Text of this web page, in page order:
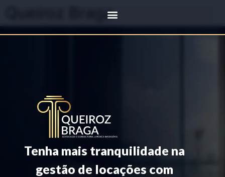
Queiroz Braga
Tenha mais tranquilidade na
gestão de locações com